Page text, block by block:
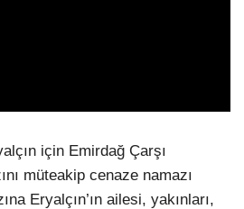
için Emirdağ Çarşı
müteakip cenaze namazı
Eryalçın’ın ailesi, yakınları,